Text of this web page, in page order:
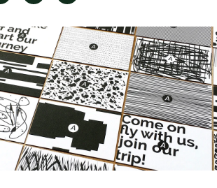
LinkedInTwitter